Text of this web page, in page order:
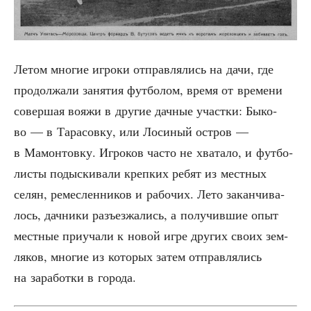
Летом мно­гие игро­ки отправ­ля­лись на дачи, где
про­дол­жа­ли заня­тия фут­бо­лом, вре­мя от вре­ме­ни
совер­шая воя­жи в дру­гие дач­ные участ­ки: Быко­
во — в Тара­сов­ку, или Лоси­ный ост­ров —
в Мамон­тов­ку. Игро­ков часто не хва­та­ло, и фут­бо­
ли­сты подыс­ки­ва­ли креп­ких ребят из мест­ных
селян, ремес­лен­ни­ков и рабо­чих. Лето закан­чи­ва­
лось, дач­ни­ки разъ­ез­жа­лись, а полу­чив­шие опыт
мест­ные при­уча­ли к новой игре дру­гих сво­их зем­
ля­ков, мно­гие из кото­рых затем отправ­ля­лись
на зара­бот­ки в города.